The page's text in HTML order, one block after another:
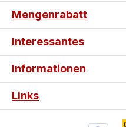
Mengenrabatt
Interessantes
Informationen
Links